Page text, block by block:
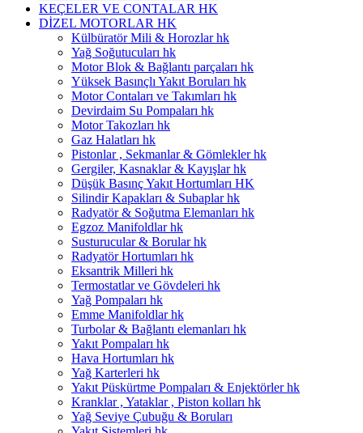
KEÇELER VE CONTALAR HK
DİZEL MOTORLAR HK
Külbüratör Mili & Horozlar hk
Yağ Soğutucuları hk
Motor Blok & Bağlantı parçaları hk
Yüksek Basınçlı Yakıt Boruları hk
Motor Contaları ve Takımları hk
Devirdaim Su Pompaları hk
Motor Takozları hk
Gaz Halatları hk
Pistonlar , Sekmanlar & Gömlekler hk
Gergiler, Kasnaklar & Kayışlar hk
Düşük Basınç Yakıt Hortumları HK
Silindir Kapakları & Subaplar hk
Radyatör & Soğutma Elemanları hk
Egzoz Manifoldlar hk
Susturucular & Borular hk
Radyatör Hortumları hk
Eksantrik Milleri hk
Termostatlar ve Gövdeleri hk
Yağ Pompaları hk
Emme Manifoldlar hk
Turbolar & Bağlantı elemanları hk
Yakıt Pompaları hk
Hava Hortumları hk
Yağ Karterleri hk
Yakıt Püskürtme Pompaları & Enjektörler hk
Kranklar , Yataklar , Piston kolları hk
Yağ Seviye Çubuğu & Boruları